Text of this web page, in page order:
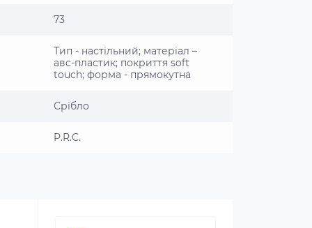
73
Тип - настільний; матеріал –
авс-пластик; покриття soft
touch; форма - прямокутна
Срібло
P.R.C.